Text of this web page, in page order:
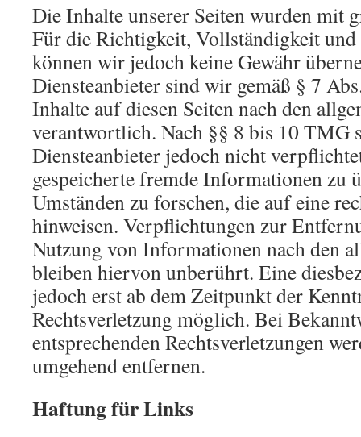
Die Inhalte unserer Seiten wurden mit
Für die Richtigkeit, Vollständigkeit
können wir jedoch keine Gewähr
Diensteanbieter sind wir gemäß § 7
Inhalte auf diesen Seiten nach den
verantwortlich. Nach §§ 8 bis 10 TMG
Diensteanbieter jedoch nicht
gespeicherte fremde Informationen zu
Umständen zu forschen, die auf eine
hinweisen. Verpflichtungen zur
Nutzung von Informationen nach den
bleiben hiervon unberührt. Eine
jedoch erst ab dem Zeitpunkt der
Rechtsverletzung möglich. Bei
entsprechenden Rechtsverletzungen
umgehend entfernen.
Haftung für Links